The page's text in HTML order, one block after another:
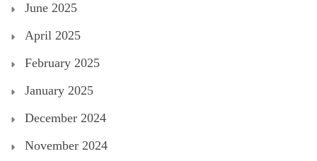
June 2025
April 2025
February 2025
January 2025
December 2024
November 2024